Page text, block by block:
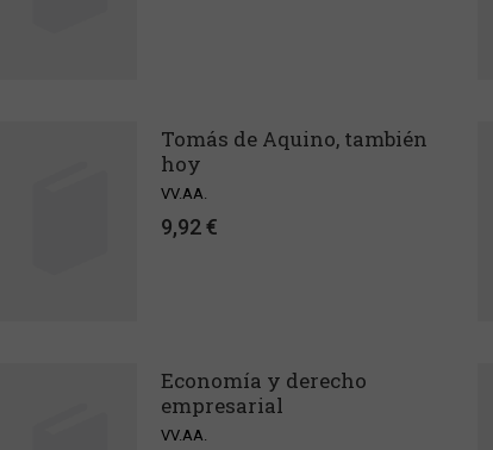
Tomás de Aquino, también
hoy
VV.AA.
9,92 €
Economía y derecho
empresarial
VV.AA.